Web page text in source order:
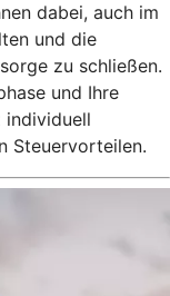
dabei, auch im
und die
zu schließen.
und Ihre
individuell
Steuervorteilen.